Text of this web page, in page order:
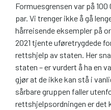
Formuesgrensen var på
par. Vi trenger ikke å gå
hårreisende eksempler på
2021 tjente uføretrygdede
rettshjelp av staten. Her
staten – er vurdert å ha en
gjør at de ikke kan stå i
sårbare gruppen faller
rettshjelpsordningen er det